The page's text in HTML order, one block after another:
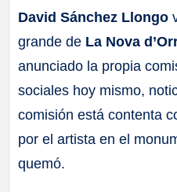
David Sánchez Llongo
grande de La Nova
anunciado la propia
sociales hoy mismo,
comisión está contenta
por el artista en el
quemó.